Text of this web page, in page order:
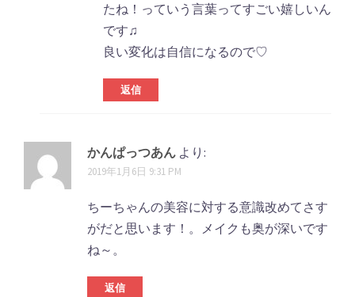
たね！っていう言葉ってすごい嬉しいん
です♫
良い変化は自信になるので♡
返信
かんぱっつあん より:
2019年1月6日 9:31 PM
ちーちゃんの美容に対する意識改めてさす
がだと思います！。メイクも奥が深いです
ね～。
返信